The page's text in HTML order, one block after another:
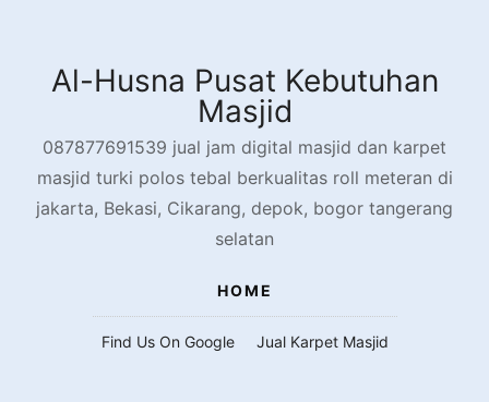
contentAl-Husna Pusat Kebutuhan
Masjid
087877691539 jual jam digital masjid dan karpet
masjid turki polos tebal berkualitas roll meteran di
jakarta, Bekasi, Cikarang, depok, bogor tangerang
selatan
HOME
Find Us On Google Jual Karpet Masjid